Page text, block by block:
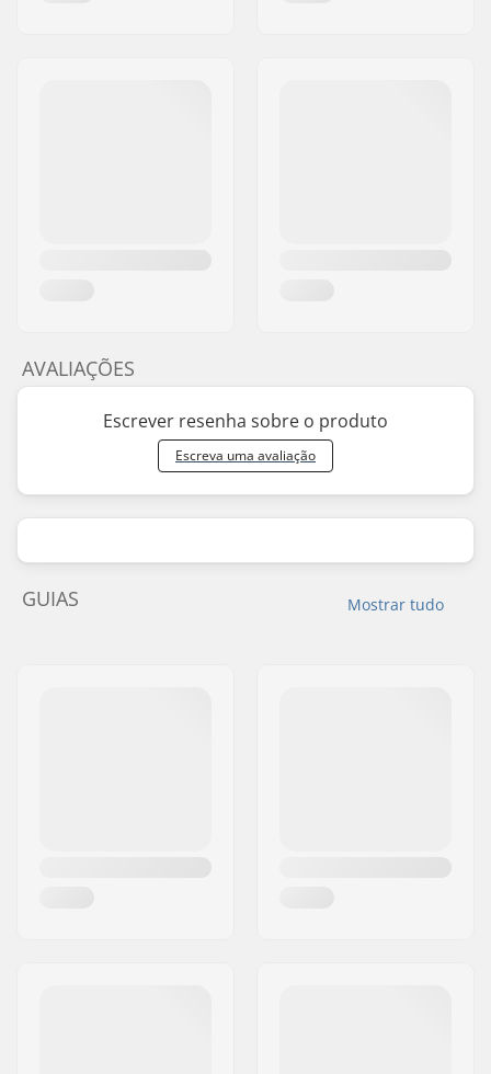
AVALIAÇÕES
Escrever resenha sobre o produto
Escreva uma avaliação
Mostrar tudo
GUIAS